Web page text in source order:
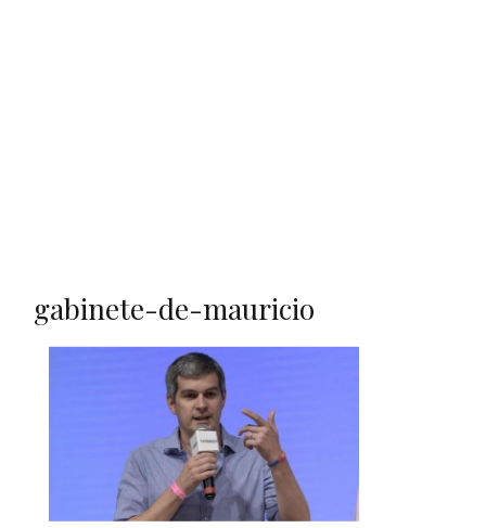
gabinete-de-mauricio